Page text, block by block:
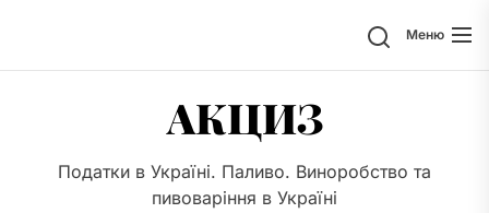
содержимому
ПоискМеню
АКЦИЗ
Податки в Україні. Паливо. Виноробство та
пивоваріння в Україні